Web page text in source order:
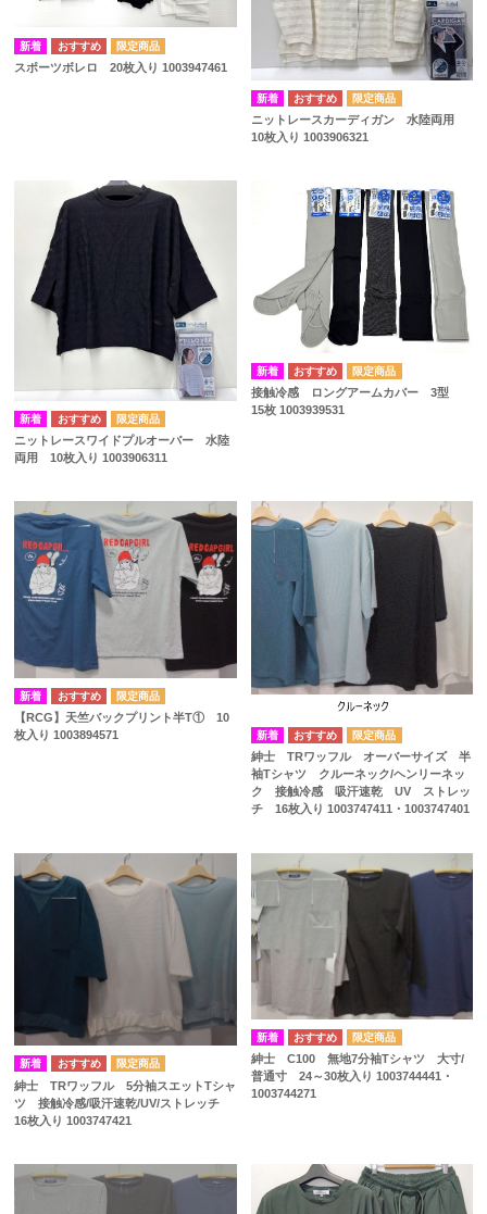
スポーツボレロ 20枚入り 1003947461
ニットレースカーディガン 水陸両用
10枚入り 1003906321
ニットレースワイドプルオーバー 水陸
両用 10枚入り 1003906311
接触冷感 ロングアームカバー 3型
15枚 1003939531
【RCG】天竺バックプリント半T① 10
枚入り 1003894571
紳士 TRワッフル オーバーサイズ 半
袖Tシャツ クルーネック/ヘンリーネッ
ク 接触冷感 吸汗速乾 UV ストレッ
チ 16枚入り 1003747411・1003747401
紳士 TRワッフル 5分袖スエットTシャ
ツ 接触冷感/吸汗速乾/UV/ストレッチ
16枚入り 1003747421
紳士 C100 無地7分袖Tシャツ 大寸/
普通寸 24～30枚入り 1003744441・
1003744271